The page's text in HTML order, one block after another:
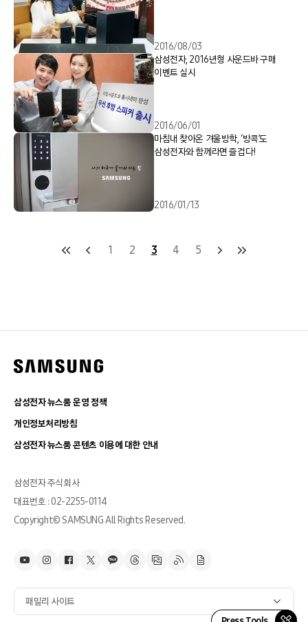
2016/08/03
삼성전자, 2016년형 사운드바 구매
이벤트 실시
2016/06/01
마침내 찾아온 겨울방학, ‘방콕’도
삼성전자와 함께라면 즐겁다!
2016/01/13
1 2 3 4 5
삼성전자 뉴스룸 운영 정책
개인정보처리방침
삼성전자 뉴스룸 콘텐츠 이용에 대한 안내
삼성전자 주식회사
대표번호 : 02-2255-0114
Copyright© SAMSUNG All Rights Reserved.
패밀리 사이트